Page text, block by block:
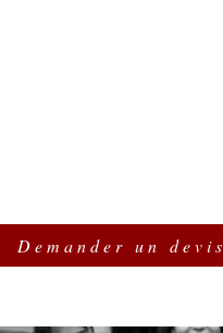
Demander un devis